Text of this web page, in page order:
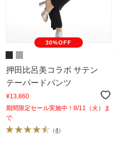
30%OFF
押田比呂美コラボ サテン
テーパードパンツ
¥13,860
期間限定セール実施中！8/11（火）ま
で
（4）